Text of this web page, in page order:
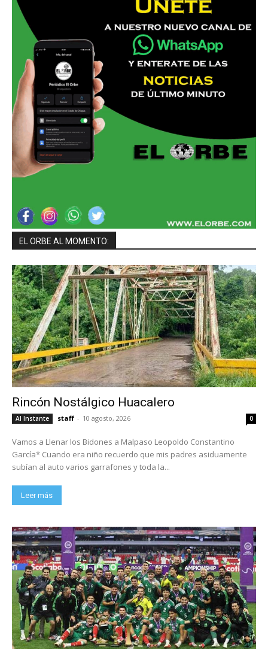
EL ORBE AL MOMENTO:
Rincón Nostálgico Huacalero
Al Instante staff - 10 agosto, 2026 0
Vamos a Llenar los Bidones a Malpaso Leopoldo Constantino
García* Cuando era niño recuerdo que mis padres asiduamente
subían al auto varios garrafones y toda la...
Leer más